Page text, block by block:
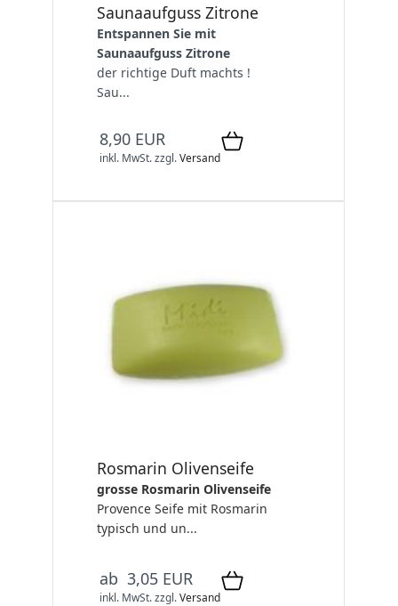
Saunaaufguss Zitrone
Entspannen Sie mit
Saunaaufguss Zitrone
der richtige Duft machts !
Sau...
8,90 EUR
inkl. MwSt.zzgl.Versand
Rosmarin Olivenseife
grosse Rosmarin Olivenseife
Provence Seife mit Rosmarin
typisch und un...
ab 3,05 EUR
inkl. MwSt.zzgl.Versand